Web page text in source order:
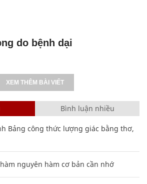
do bệnh dại
XEM THÊM BÀI VIẾT
Bình luận nhiều
Bảng công thức lượng giác bằng thơ,
nguyên hàm cơ bản cần nhớ